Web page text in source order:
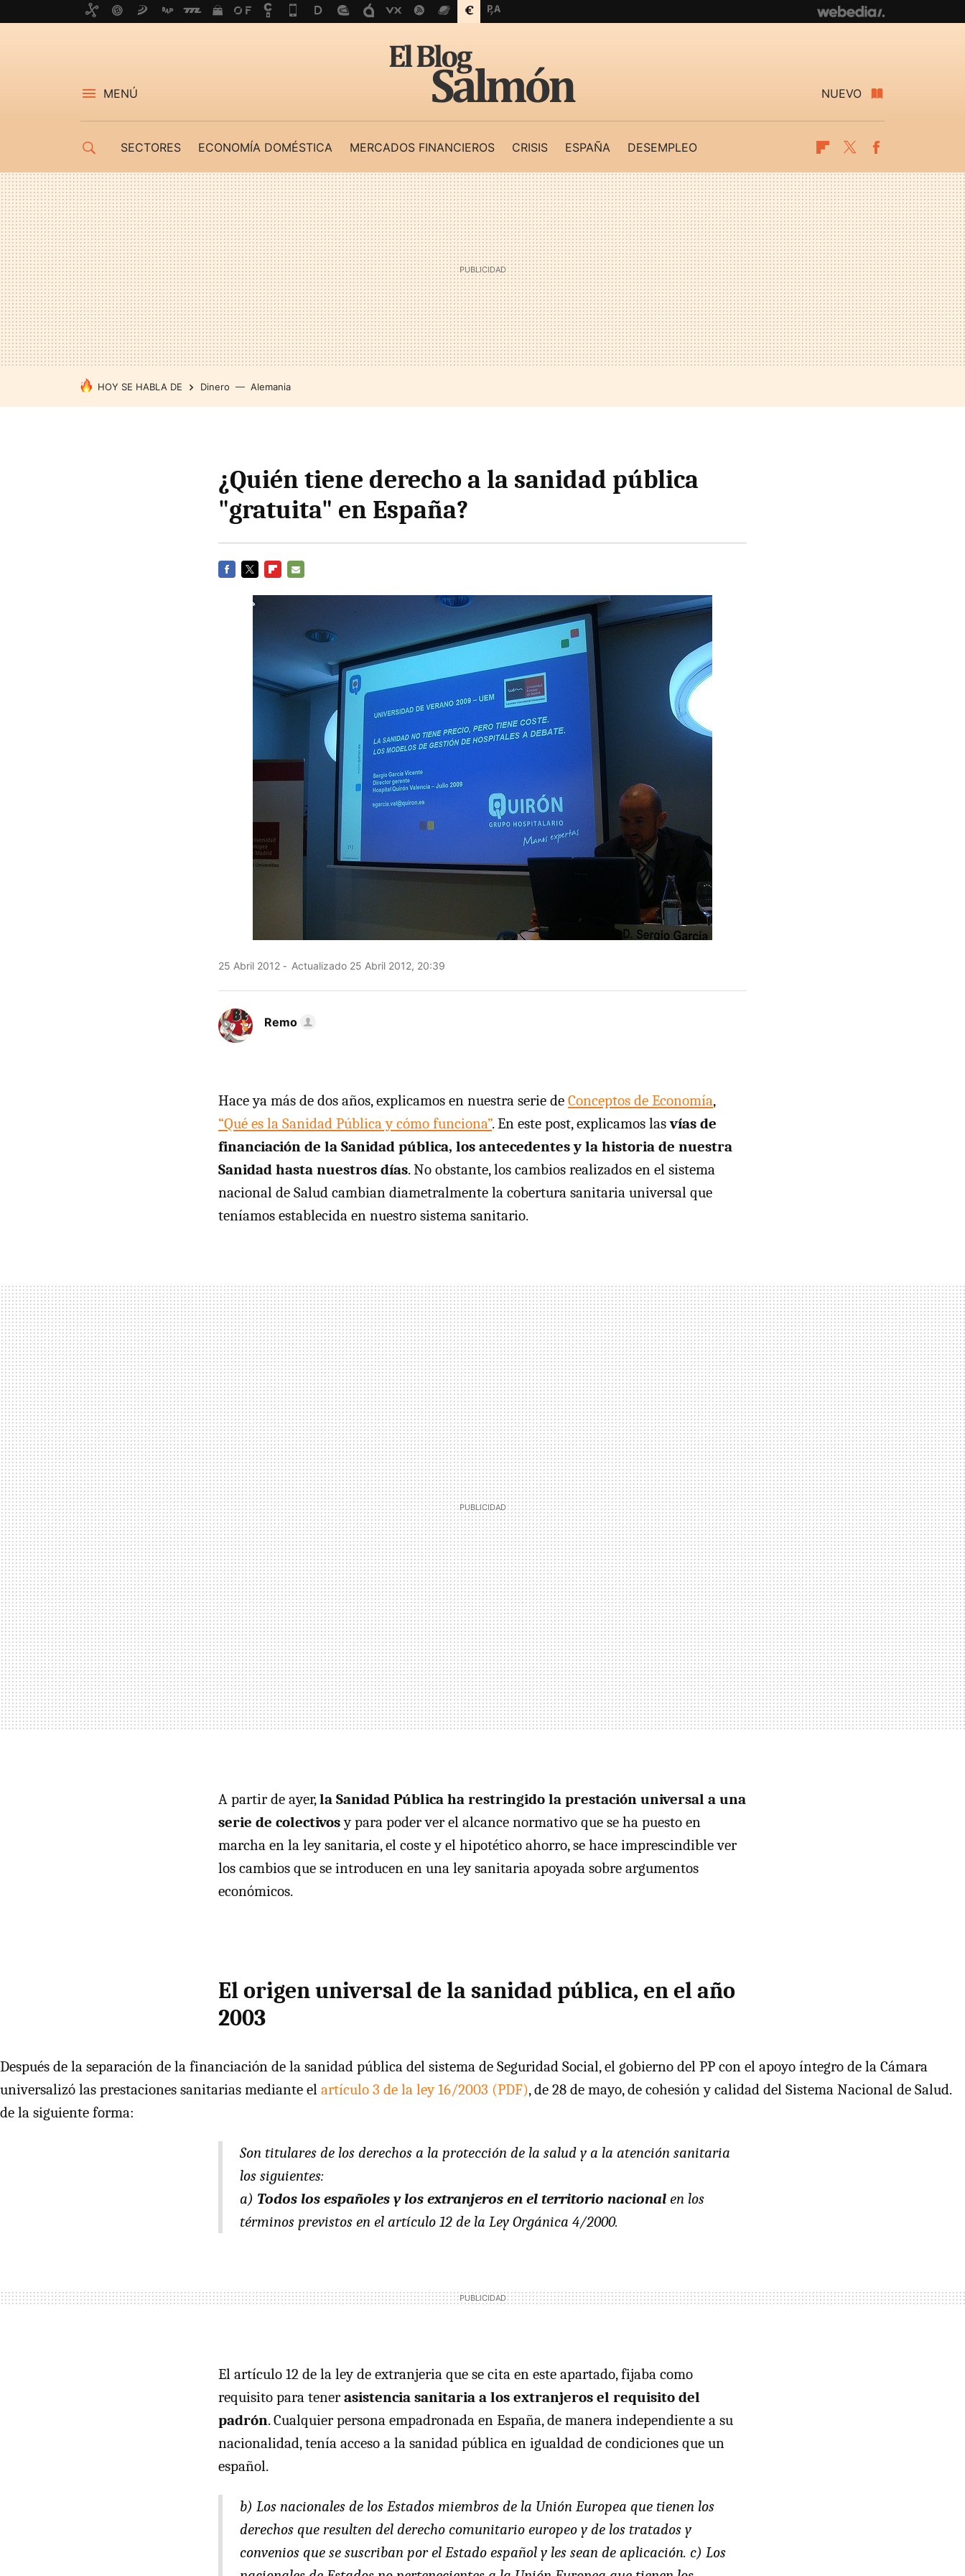
MENÚ NUEVO
SECTORES ECONOMÍA DOMÉSTICA MERCADOS FINANCIEROS CRISIS ESPAÑA DESEMPLEO Flipboard
Twitter
HOY SE HABLA DE Dinero Alemania
¿Quién tiene derecho a la sanidad pública
"gratuita" en España?
25 Abril 2012 Actualizado 25 Abril 2012, 20:39
Remo
Hace ya más de dos años, explicamos en nuestra serie de Conceptos de Economía,
“Qué es la Sanidad Pública y cómo funciona”. En este post, explicamos lasvías de
financiación de la Sanidad pública, los antecedentes y la historia de nuestra
Sanidad hasta nuestros días. No obstante, los cambios realizados en el sistema
nacional de Salud cambian diametralmente la cobertura sanitaria universal que
teníamos establecida en nuestro sistema sanitario.
A partir de ayer,la Sanidad Pública ha restringido la prestación universal a una
serie de colectivosy para poder ver el alcance normativo que se ha puesto en
marcha en la ley sanitaria, el coste y el hipotético ahorro, se hace imprescindible ver
los cambios que se introducen en una ley sanitaria apoyada sobre argumentos
económicos.
El origen universal de la sanidad pública, en el año
2003
Después de la separación de la financiación de la sanidad pública del sistema de Seguridad Social, el gobierno del PP con el apoyo íntegro de la Cámara
universalizó las prestaciones sanitarias mediante el artículo 3 de la ley 16/2003 (PDF), de 28 de mayo, de cohesión y calidad del Sistema Nacional de Salud.
de la siguiente forma:
Son titulares de los derechos a la protección de la salud y a la atención sanitaria
los siguientes:
a) Todos los españoles y los extranjeros en el territorio nacional en los
términos previstos en el artículo 12 de la Ley Orgánica 4/2000.
El artículo 12 de la ley de extranjeria que se cita en este apartado, fijaba como
requisito para tenerasistencia sanitaria a los extranjeros el requisito del
padrón. Cualquier persona empadronada en España, de manera independiente a su
nacionalidad, tenía acceso a la sanidad pública en igualdad de condiciones que un
español.
b) Los nacionales de los Estados miembros de la Unión Europea que tienen los
derechos que resulten del derecho comunitario europeo y de los tratados y
convenios que se suscriban por el Estado español y les sean de aplicación. c) Los